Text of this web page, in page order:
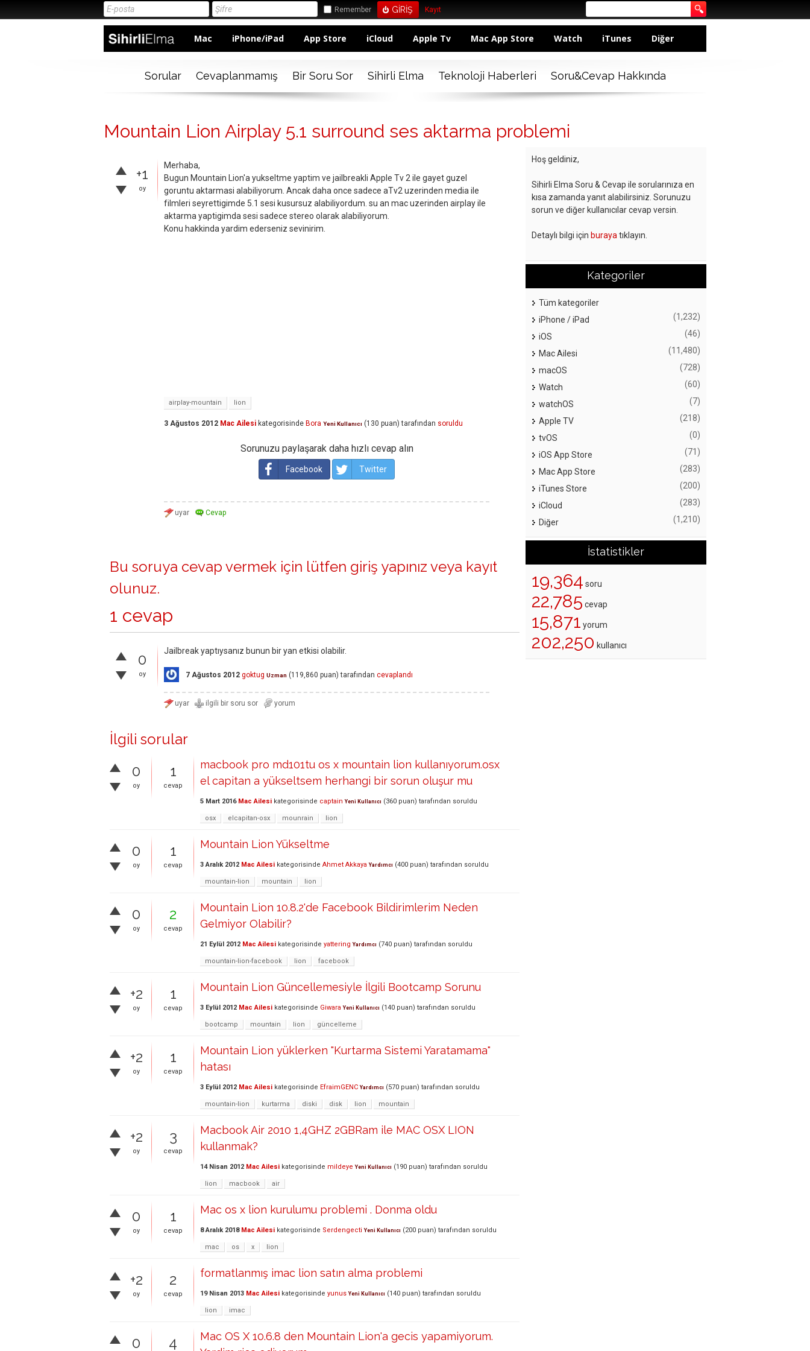
Remember Kayıt
Mac iPhone/iPad App Store iCloud Apple Tv Mac App Store Watch iTunes Diğer
Sorular Cevaplanmamış Bir Soru Sor Sihirli Elma Teknoloji Haberleri Soru&Cevap Hakkında
Mountain Lion Airplay 5.1 surround ses aktarma problemi
+1
oy
Merhaba,
Bugun Mountain Lion'a yukseltme yaptim ve jailbreakli Apple Tv 2 ile gayet guzel
goruntu aktarmasi alabiliyorum. Ancak daha once sadece aTv2 uzerinden media ile
filmleri seyrettigimde 5.1 sesi kusursuz alabiliyordum. su an mac uzerinden airplay ile
aktarma yaptigimda sesi sadece stereo olarak alabiliyorum.
Konu hakkinda yardim ederseniz sevinirim.
airplay-mountain lion
3 Ağustos 2012 Mac Ailesi kategorisinde Bora Yeni Kullanıcı (130 puan) tarafından soruldu
Sorunuzu paylaşarak daha hızlı cevap alın
Facebook Twitter
Bu soruya cevap vermek için lütfen giriş yapınız veya kayıt
olunuz.
1 cevap
0
oy
Jailbreak yaptıysanız bunun bir yan etkisi olabilir.
7 Ağustos 2012 goktug Uzman (119,860 puan) tarafından cevaplandı
İlgili sorular
0
oy
1
cevap
macbook pro md101tu os x mountain lion kullanıyorum.osx
el capitan a yükseltsem herhangi bir sorun oluşur mu
5 Mart 2016 Mac Ailesi kategorisinde captain Yeni Kullanıcı (360 puan) tarafından soruldu
osx elcapitan-osx mounrain lion
0
oy
1
cevap
Mountain Lion Yükseltme
3 Aralık 2012 Mac Ailesi kategorisinde Ahmet Akkaya Yardımcı (400 puan) tarafından soruldu
mountain-lion mountain lion
0
oy
2
cevap
Mountain Lion 10.8.2'de Facebook Bildirimlerim Neden
Gelmiyor Olabilir?
21 Eylül 2012 Mac Ailesi kategorisinde yattering Yardımcı (740 puan) tarafından soruldu
mountain-lion-facebook lion facebook
+2
oy
1
cevap
Mountain Lion Güncellemesiyle İlgili Bootcamp Sorunu
3 Eylül 2012 Mac Ailesi kategorisinde Giwara Yeni Kullanıcı (140 puan) tarafından soruldu
bootcamp mountain lion güncelleme
+2
oy
1
cevap
Mountain Lion yüklerken "Kurtarma Sistemi Yaratamama"
hatası
3 Eylül 2012 Mac Ailesi kategorisinde EfraimGENC Yardımcı (570 puan) tarafından soruldu
mountain-lion kurtarma diski disk lion mountain
+2
oy
3
cevap
Macbook Air 2010 1,4GHZ 2GBRam ile MAC OSX LION
kullanmak?
14 Nisan 2012 Mac Ailesi kategorisinde mildeye Yeni Kullanıcı (190 puan) tarafından soruldu
lion macbook air
0
oy
1
cevap
Mac os x lion kurulumu problemi . Donma oldu
8 Aralık 2018 Mac Ailesi kategorisinde Serdengecti Yeni Kullanıcı (200 puan) tarafından soruldu
mac os x lion
+2
oy
2
cevap
formatlanmış imac lion satın alma problemi
19 Nisan 2013 Mac Ailesi kategorisinde yunus Yeni Kullanıcı (140 puan) tarafından soruldu
lion imac
0 4
Mac OS X 10.6.8 den Mountain Lion'a gecis yapamiyorum.
Hoş geldiniz,
Sihirli Elma Soru & Cevap ile sorularınıza en
kısa zamanda yanıt alabilirsiniz. Sorunuzu
sorun ve diğer kullanıcılar cevap versin.
Detaylı bilgi için buraya tıklayın.
Kategoriler
Tüm kategoriler
iPhone / iPad
(1,232)
iOS (46)
Mac Ailesi (11,480)
macOS (728)
Watch (60)
watchOS (7)
Apple TV (218)
tvOS (0)
iOS App Store (71)
Mac App Store (283)
iTunes Store (200)
iCloud (283)
Diğer (1,210)
İstatistikler
19,364 soru
22,785 cevap
15,871 yorum
202,250 kullanıcı